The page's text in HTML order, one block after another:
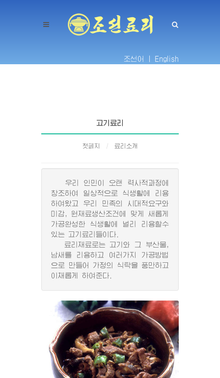
조선어 | English
고기료리
첫페지 료리소개
우리 인민이 오랜 력사적과정에
창조하여 일상적으로 식생활에 리용
하여왔고 우리 민족의 시대적요구와
미감, 원재료생산조건에 맞게 새롭게
가공완성한 식생활에 널리 리용할수
있는 고기료리들이다.
료리재료로는 고기와 그 부산물,
남새를 리용하고 여러가지 가공방법
으로 만들어 가정의 식탁을 풍만하고
이채롭게 하여준다.